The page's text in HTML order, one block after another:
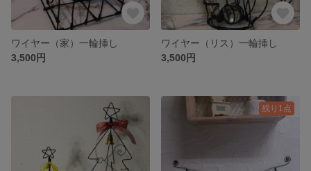
ワイヤー（家）一輪挿し
3,500円
ワイヤー（リス）一輪挿し
3,500円
残り1点